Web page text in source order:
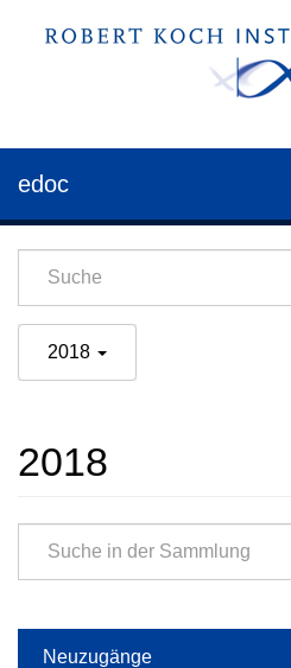
edoc
2018
2018
Neuzugänge